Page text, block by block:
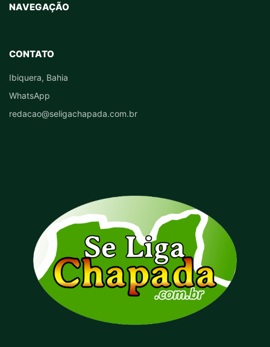
NAVEGAÇÃO
CONTATO
Ibiquera, Bahia
WhatsApp
redacao@seligachapada.com.br